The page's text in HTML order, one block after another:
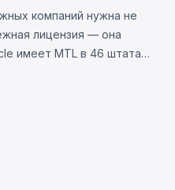
компаний нужна не
лицензия — она
имеет MTL в 46 штатах